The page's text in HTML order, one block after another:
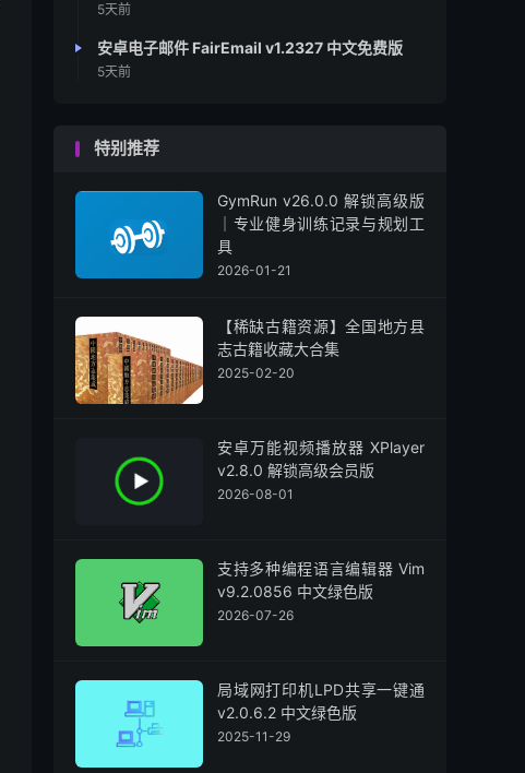
5天前
安卓电子邮件 FairEmail v1.2327 中文免费版
5天前
特别推荐
GymRun v26.0.0 解锁高级版
｜专业健身训练记录与规划工
具
2026-01-21
【稀缺古籍资源】全国地方县
志古籍收藏大合集
2025-02-20
安卓万能视频播放器 XPlayer
v2.8.0 解锁高级会员版
2026-08-01
支持多种编程语言编辑器 Vim
v9.2.0856 中文绿色版
2026-07-26
局域网打印机LPD共享一键通
v2.0.6.2 中文绿色版
2025-11-29